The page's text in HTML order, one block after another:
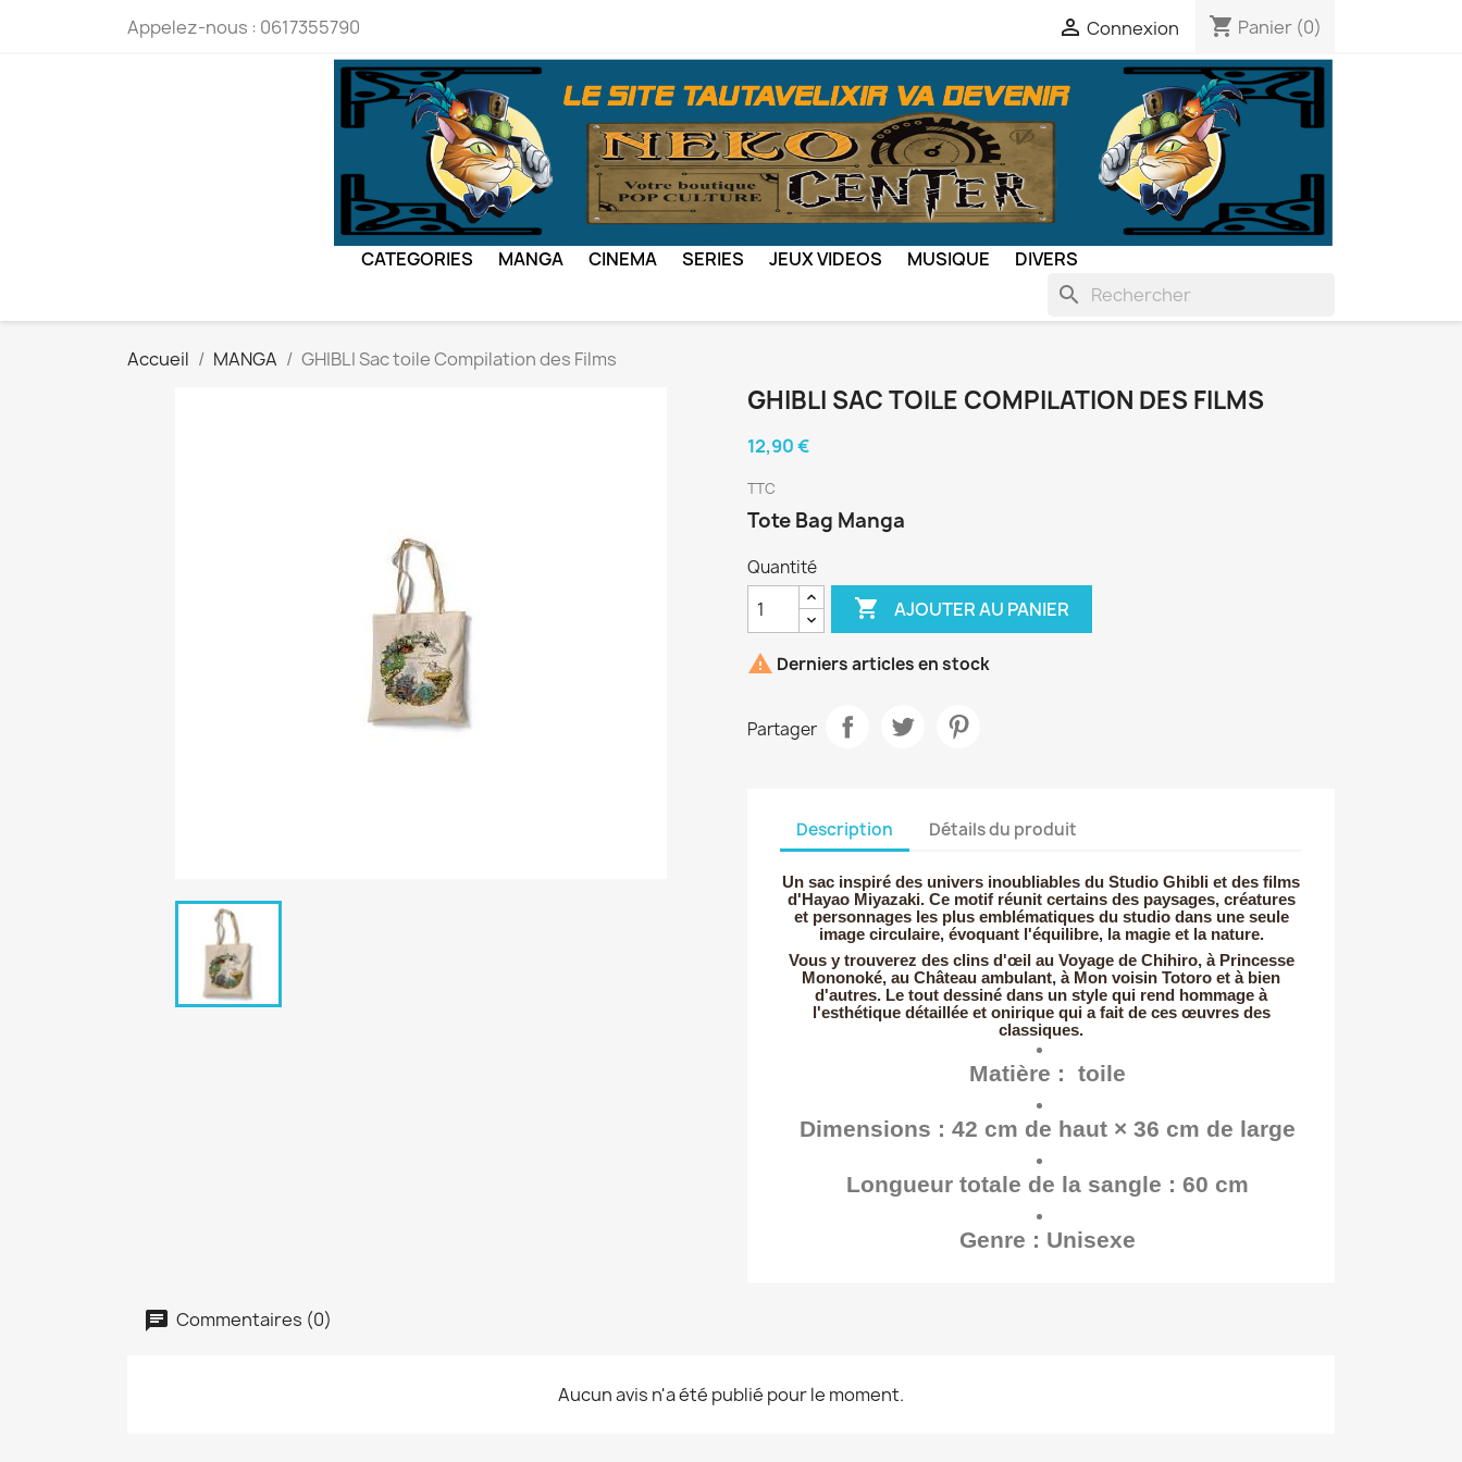
Appelez-nous : 0617355790  Connexion shopping_cart Panier (0)
CATEGORIES MANGA CINEMA SERIES JEUX VIDEOS MUSIQUE DIVERS
search
Accueil MANGA GHIBLI Sac toile Compilation des Films
GHIBLI SAC TOILE COMPILATION DES FILMS
12,90 €
TTC
Tote Bag Manga
Quantité
 AJOUTER AU PANIER
 Derniers articles en stock
Partager
Description Détails du produit
Un sac inspiré des univers inoubliables du Studio Ghibli et des films
d'Hayao Miyazaki. Ce motif réunit certains des paysages, créatures
et personnages les plus emblématiques du studio dans une seule
image circulaire, évoquant l'équilibre, la magie et la nature.
Vous y trouverez des clins d'œil au Voyage de Chihiro, à Princesse
Mononoké, au Château ambulant, à Mon voisin Totoro et à bien
d'autres. Le tout dessiné dans un style qui rend hommage à
l'esthétique détaillée et onirique qui a fait de ces œuvres des
classiques.
Matière : toile
Dimensions : 42 cm de haut × 36 cm de large
Longueur totale de la sangle : 60 cm
Genre : Unisexe
Commentaires (0)
Aucun avis n'a été publié pour le moment.